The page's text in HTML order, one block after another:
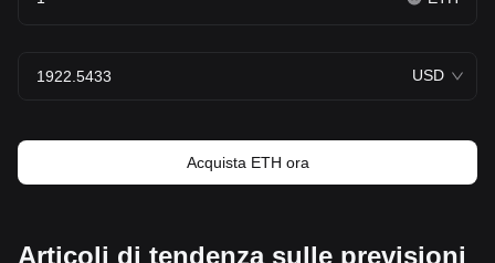
USD
Acquista ETH ora
Articoli di tendenza sulle previsioni